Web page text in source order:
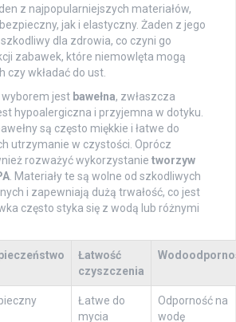
z najpopularniejszych materiałów,
jak i elastyczny. Żaden z jego
dla zdrowia, co czyni go
zabawek, które niemowlęta mogą
wkładać do ust.
wyborem jest bawełna, zwłaszcza
hypoalergiczna i przyjemna w dotyku.
są często miękkie i łatwe do
utrzymanie w czystości. Oprócz
rozważyć wykorzystanie tworzyw
. Materiały te są wolne od szkodliwych
i zapewniają dużą trwałość, co jest
często styka się z wodą lub różnymi
Łatwość
czyszczenia
Łatwe do
mycia
Odporność na
wodę